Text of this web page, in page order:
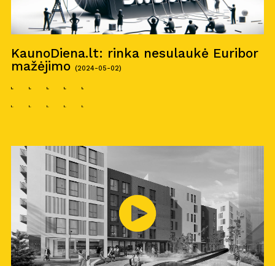
KaunoDiena.lt: rinka nesulaukė Euribor
mažėjimo (2024-05-02)